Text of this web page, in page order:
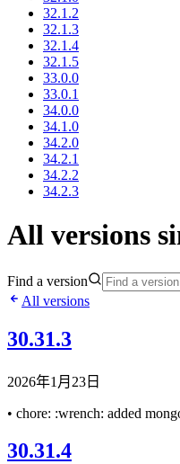
32.1.2
32.1.3
32.1.4
32.1.5
33.0.0
33.0.1
34.0.0
34.1.0
34.2.0
34.2.1
34.2.2
34.2.3
All versions
Find a version
All versions
30.31.3
2026年1月23日
• chore: :wrench: added
30.31.4